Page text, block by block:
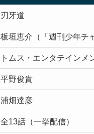
刃牙道
板垣恵介（「週刊少年チ
トムス・エンタテインメ
平野俊貴
浦畑達彦
全13話（一挙配信）